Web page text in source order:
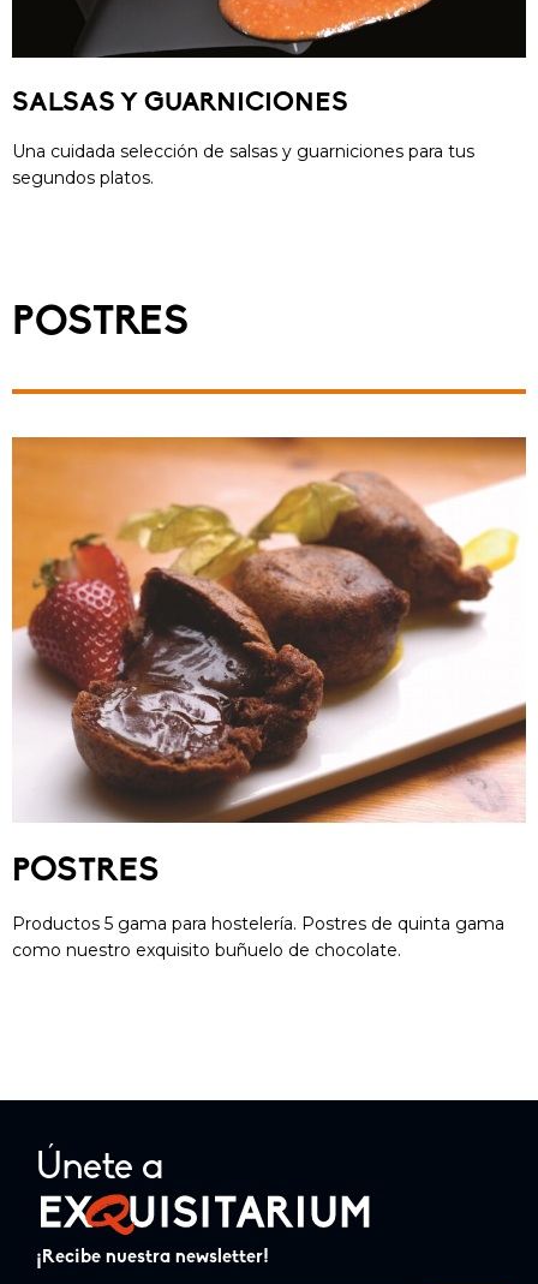
SALSAS Y GUARNICIONES
Una cuidada selección de salsas y guarniciones para tus
segundos platos.
POSTRES
POSTRES
Productos 5 gama para hostelería. Postres de quinta gama
como nuestro exquisito buñuelo de chocolate.
Únete a
¡Recibe nuestra newsletter!